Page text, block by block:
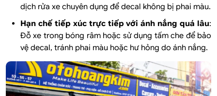
dịch rửa xe chuyên dụng để decal không bị phai màu.
Hạn chế tiếp xúc trực tiếp với ánh nắng quá lâu:
Đỗ xe trong bóng râm hoặc sử dụng tấm che để bảo
vệ decal, tránh phai màu hoặc hư hỏng do ánh nắng.